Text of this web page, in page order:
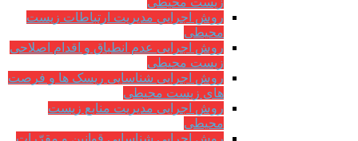
روش اجرايي مدیریت ارتباطات زیست
محیطی
روش اجرایی عدم انطباق و اقدام اصلاحی
زیست محیطی
روش اجرایی شناسایی ریسک ها و فرصت
های زیست محیطی
روش اجرایی مدیریت منابع زیست
محیطی
روش اجرایی شناسایی قوانین و مقرّرات